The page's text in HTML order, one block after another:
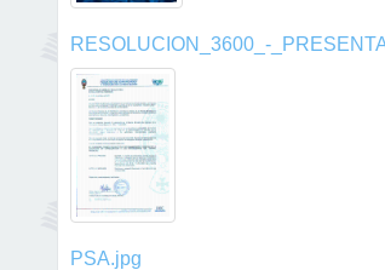
RESOLUCION_3600_-
PSA.jpg